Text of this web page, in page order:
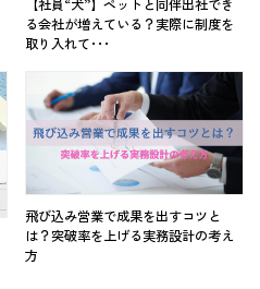
【社員“犬”】ペットと同伴出社でき
る会社が増えている？実際に制度を
取り入れて･･･
飛び込み営業で成果を出すコツと
は？突破率を上げる実務設計の考え
方